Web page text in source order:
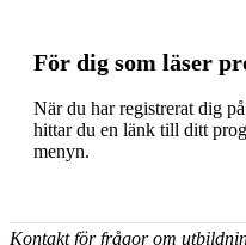
För dig som läser
När du har registrerat dig
hittar du en länk till ditt
menyn.
Kontakt för frågor om